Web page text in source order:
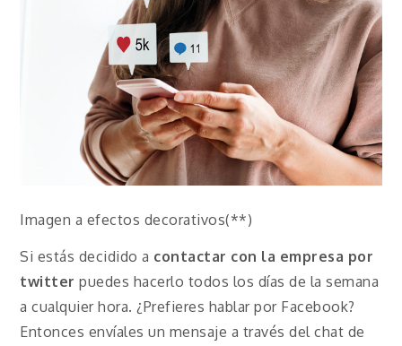
Imagen a efectos decorativos(**)
Si estás decidido a contactar con la empresa por
twitter puedes hacerlo todos los días de la semana
a cualquier hora. ¿Prefieres hablar por Facebook?
Entonces envíales un mensaje a través del chat de